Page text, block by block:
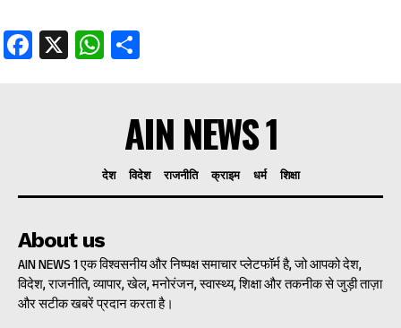
Facebook
X WhatsApp
AIN NEWS 1
देश विदेश राजनीति क्राइम धर्म शिक्षा
About us
AIN NEWS 1 एक विश्वसनीय और निष्पक्ष समाचार प्लेटफॉर्म है, जो आपको देश,
विदेश, राजनीति, व्यापार, खेल, मनोरंजन, स्वास्थ्य, शिक्षा और तकनीक से जुड़ी ताज़ा
और सटीक खबरें प्रदान करता है।